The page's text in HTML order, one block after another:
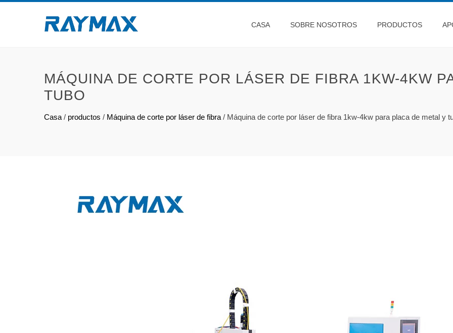
CASA SOBRE NOSOTROS PRODUCTOS
MÁQUINA DE CORTE POR LÁSER DE FIBRA 1KW-4KW
TUBO
Casa / productos / Máquina de corte por láser de fibra / Máquina de corte por láser de fibra 1kw-4kw para placa de metal y